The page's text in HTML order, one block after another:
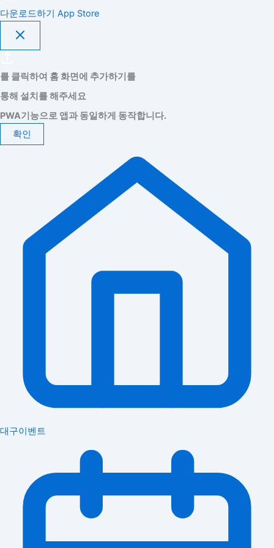
다운로드하기 App Store
를 클릭하여 홈 화면에 추가하기를
통해 설치를 해주세요
PWA기능으로 앱과 동일하게 동작합니다.
확인
대구이벤트